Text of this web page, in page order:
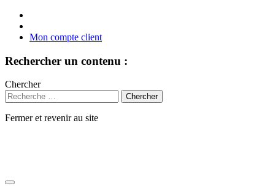
Mon compte client
Rechercher un contenu :
Chercher
Fermer et revenir au site